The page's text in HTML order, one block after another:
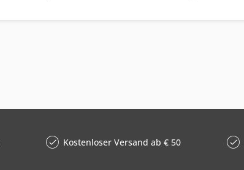
Kostenloser Versand ab € 50